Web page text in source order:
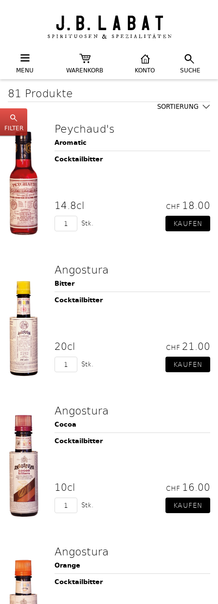
MENU WARENKORB KONTO SUCHE
FILTER
81 Produkte
SORTIERUNG
Peychaud's
Aromatic
Cocktailbitter
14.8cl CHF 18.00
Stk.
Angostura
Bitter
Cocktailbitter
20cl CHF 21.00
Stk.
Angostura
Cocoa
Cocktailbitter
10cl CHF 16.00
Stk.
Angostura
Orange
Cocktailbitter